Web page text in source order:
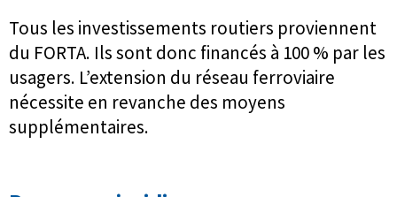
Tous les investissements routiers proviennent
du FORTA. Ils sont donc financés à 100 % par les
usagers. L’extension du réseau ferroviaire
nécessite en revanche des moyens
supplémentaires.